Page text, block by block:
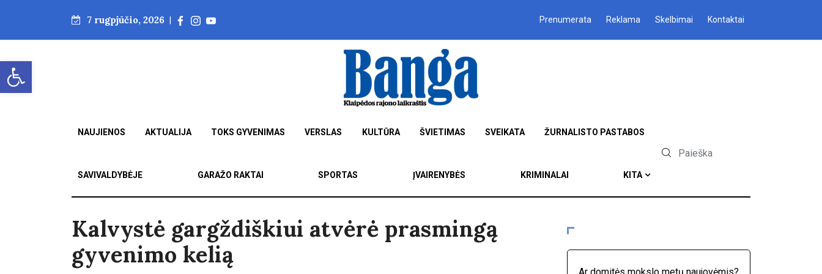
Open toolbar
7 rugpjūčio, 2026 | Prenumerata Reklama Skelbimai Kontaktai
NAUJIENOS AKTUALIJA TOKS GYVENIMAS VERSLAS KULTŪRA ŠVIETIMAS SVEIKATA ŽURNALISTO PASTABOS
SAVIVALDYBĖJE GARAŽO RAKTAI SPORTAS ĮVAIRENYBĖS KRIMINALAI KITA
Kalvystė gargždiškiui atvėrė prasmingą
gyvenimo kelią